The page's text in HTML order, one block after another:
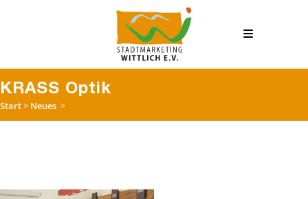
KRASS Optik
Start> Neues >